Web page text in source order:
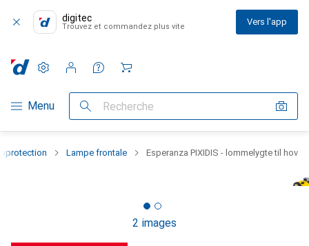
digitec
Trouvez et commandez plus vite Vers l'app
Navigation par catégorie
Menu Recherche
Paramètres
Compte client
Listes de comparaison
Listes d'envies
Panier
Lampe frontale Esperanza PIXIDIS - lommelygte til hov
2 images